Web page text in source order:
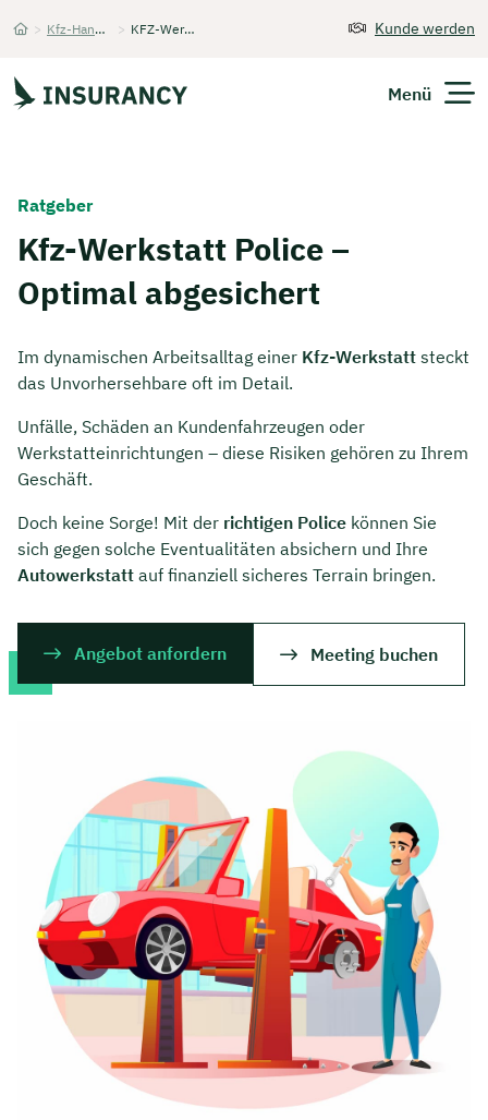
> Kfz-Handel/Handwerk > KFZ-Werkstatt Police Kunde werden
Menü
Finanzen
Kontakt
Ratgeber
Kfz-Werkstatt Police –
Optimal abgesichert
Im dynamischen Arbeitsalltag einer Kfz-Werkstatt steckt
das Unvorhersehbare oft im Detail.
Unfälle, Schäden an Kundenfahrzeugen oder
Werkstatteinrichtungen – diese Risiken gehören zu Ihrem
Geschäft.
Doch keine Sorge! Mit der richtigen Police können Sie
sich gegen solche Eventualitäten absichern und Ihre
Autowerkstatt auf finanziell sicheres Terrain bringen.
Angebot anfordern Meeting buchen